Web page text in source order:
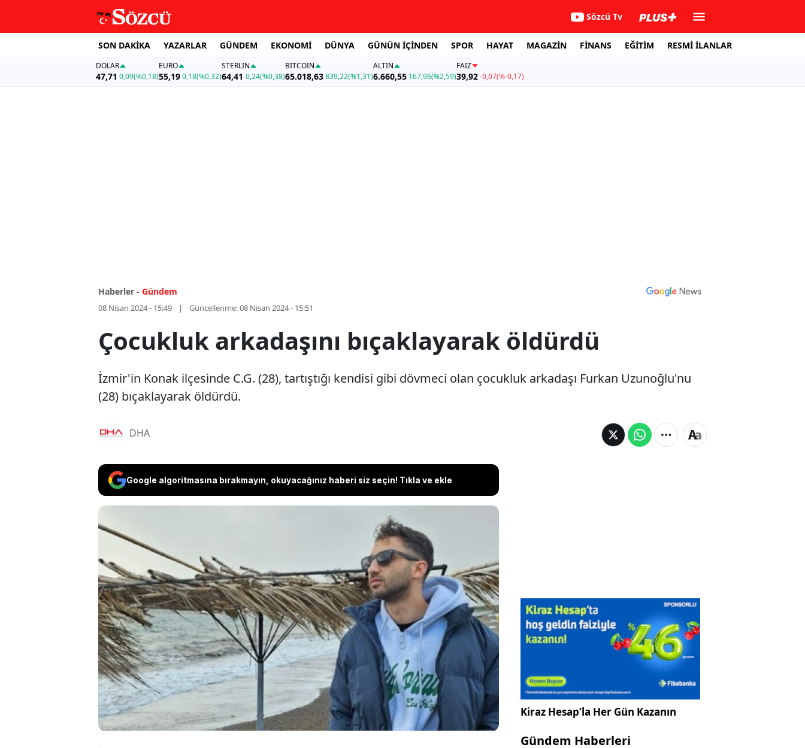
Sözcü Tv
SON DAKİKA YAZARLAR GÜNDEM EKONOMİ DÜNYA GÜNÜN İÇİNDEN SPOR HAYAT MAGAZİN FİNANS EĞİTİM RESMİ İLANLAR
DOLAR
47,71 0,09(%0,18)
EURO
55,19 0,18(%0,32)
STERLIN
64,41 0,24(%0,38)
BITCOIN
65.018,63839,22(%1,31)
ALTIN
6.660,55 167,96(%2,59)
FAİZ
39,92-0,07(%-0,17)
Haberler - Gündem
08 Nisan 2024 - 15:49 Güncellenme:08 Nisan 2024 - 15:51
Çocukluk arkadaşını bıçaklayarak öldürdü
İzmir'in Konak ilçesinde C.G. (28), tartıştığı kendisi gibi dövmeci olan çocukluk arkadaşı Furkan Uzunoğlu'nu
(28) bıçaklayarak öldürdü.
DHA
Google algoritmasına bırakmayın, okuyacağınız haberi siz seçin! Tıkla ve ekle
İzmir'in Konak ilçesinde C.G. (28), tartıştığı kendisi
gibi dövmeci olan çocukluk arkadaşı Furkan
Uzunoğlu'nu (28) bıçaklayarak öldürdü.
Kiraz Hesap’la Her Gün Kazanın
Gündem Haberleri